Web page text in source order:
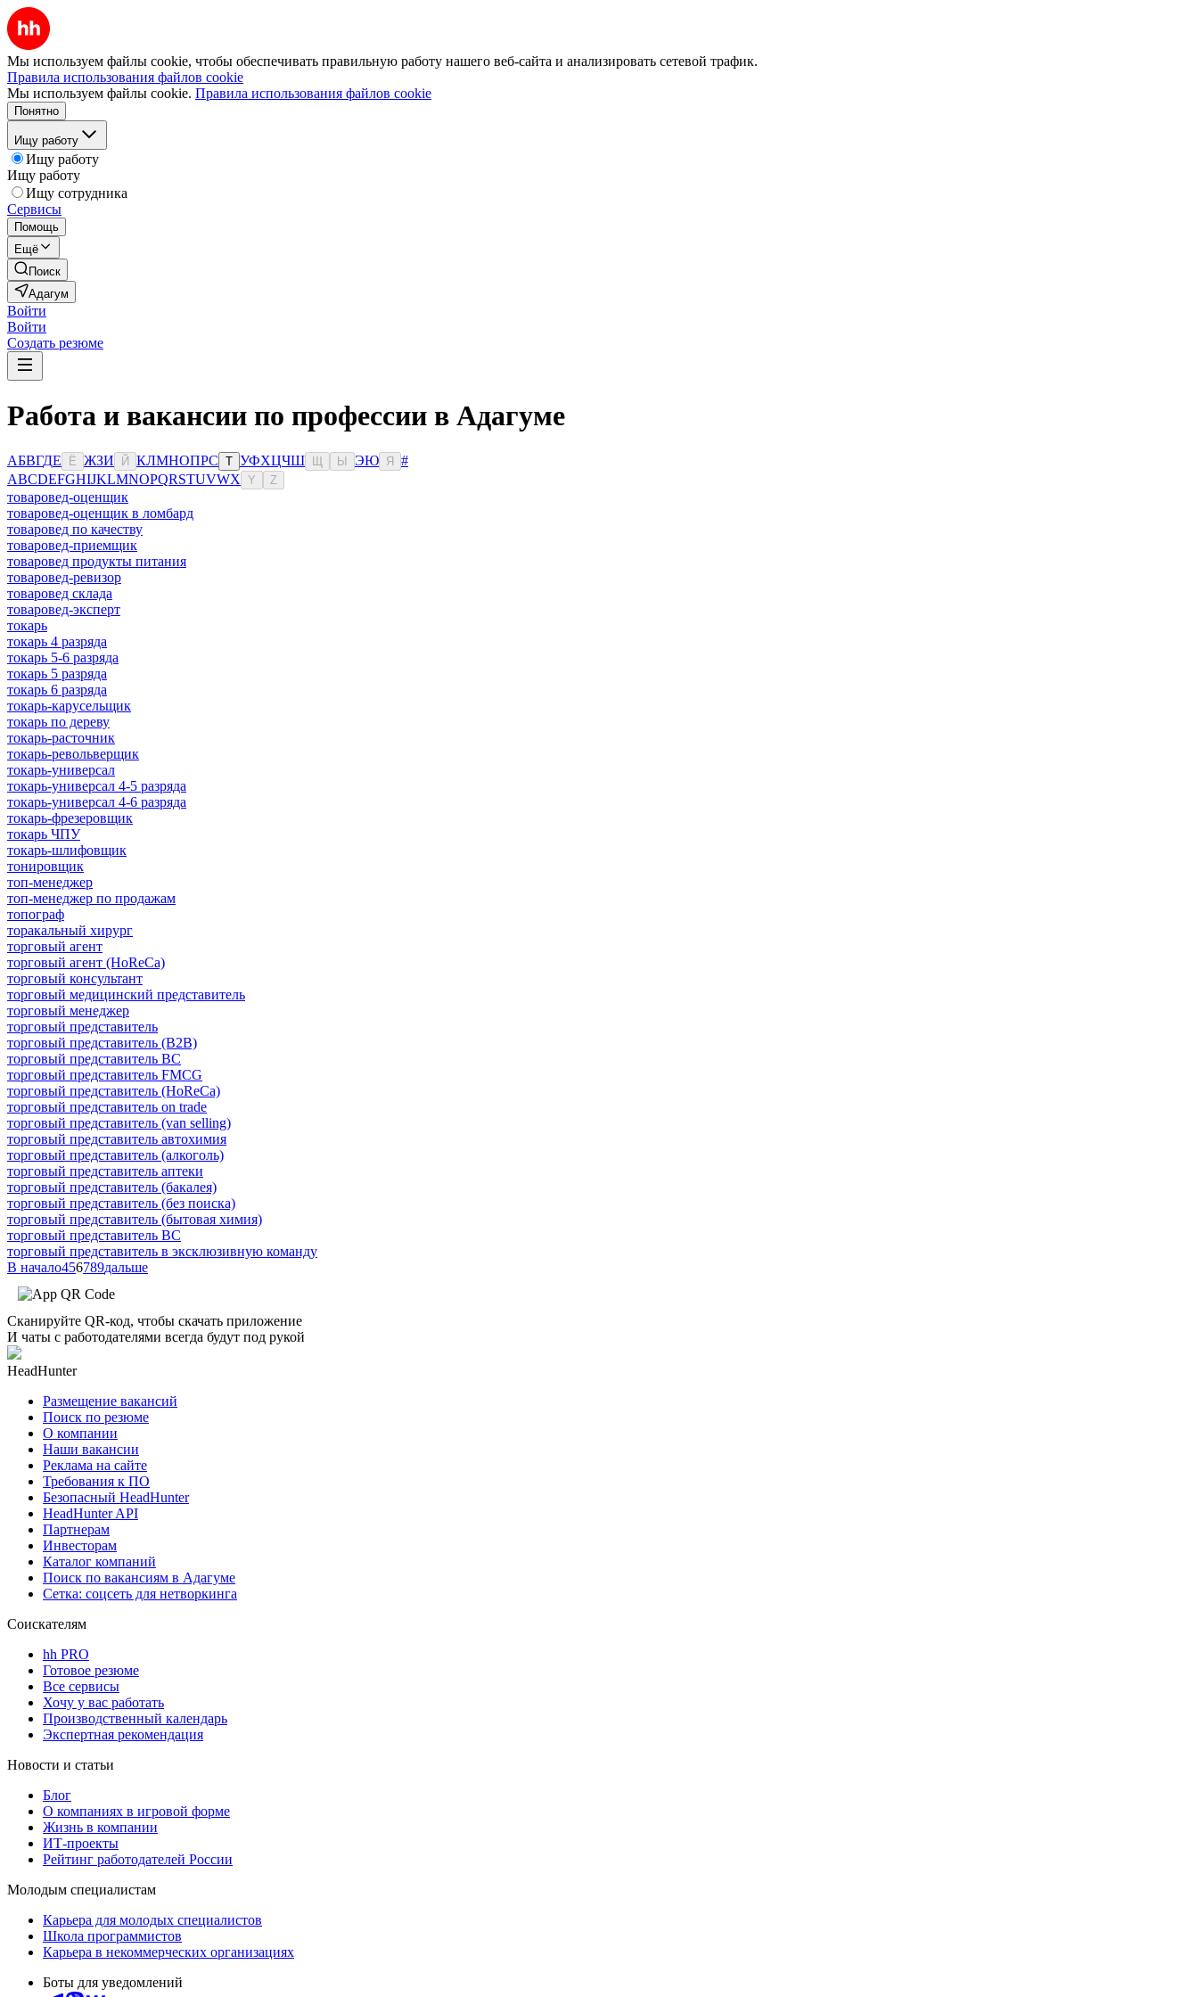
Мы используем файлы cookie, чтобы обеспечивать правильную работу нашего веб-сайта и анализировать сетевой трафик.
Правила использования файлов cookie
Мы используем файлы cookie. Правила использования файлов cookie
Понятно
Ищу работу
Ищу работу
Ищу работу
Ищу сотрудника
Сервисы
Помощь
Ещё
Поиск
Адагум
Войти
Войти
Создать резюме
Работа и вакансии по профессии в Адагуме
АБВГДЕ Ё ЖЗИ Й КЛМНОПРС Т УФХЦЧШ Ы ЭЮ Я
#
ABCDEFGHIJKLMNOPQRSTUVWX Y Z
товаровед-оценщик
товаровед-оценщик в ломбард
товаровед по качеству
товаровед-приемщик
товаровед продукты питания
товаровед-ревизор
товаровед склада
товаровед-эксперт
токарь
токарь 4 разряда
токарь 5-6 разряда
токарь 5 разряда
токарь 6 разряда
токарь-карусельщик
токарь по дереву
токарь-расточник
токарь-револьверщик
токарь-универсал
токарь-универсал 4-5 разряда
токарь-универсал 4-6 разряда
токарь-фрезеровщик
токарь ЧПУ
токарь-шлифовщик
тонировщик
топ-менеджер
топ-менеджер по продажам
топограф
торакальный хирург
торговый агент
торговый агент (HoReCa)
торговый консультант
торговый медицинский представитель
торговый менеджер
торговый представитель
торговый представитель (B2B)
торговый представитель BC
торговый представитель FMCG
торговый представитель (HoReCa)
торговый представитель on trade
торговый представитель (van selling)
торговый представитель автохимия
торговый представитель (алкоголь)
торговый представитель аптеки
торговый представитель (бакалея)
торговый представитель (без поиска)
торговый представитель (бытовая химия)
торговый представитель ВС
торговый представитель в эксклюзивную команду
В начало456789дальше
Сканируйте QR-код, чтобы скачать приложение
И чаты с работодателями всегда будут под рукой
HeadHunter
Размещение вакансий
Поиск по резюме
О компании
Наши вакансии
Реклама на сайте
Требования к ПО
Безопасный HeadHunter
HeadHunter API
Партнерам
Инвесторам
Каталог компаний
Поиск по вакансиям в Адагуме
Сетка: соцсеть для нетворкинга
Соискателям
hh PRO
Готовое резюме
Все сервисы
Хочу у вас работать
Производственный календарь
Экспертная рекомендация
Новости и статьи
Блог
О компаниях в игровой форме
Жизнь в компании
ИТ-проекты
Рейтинг работодателей России
Молодым специалистам
Карьера для молодых специалистов
Школа программистов
Карьера в некоммерческих организациях
Боты для уведомлений